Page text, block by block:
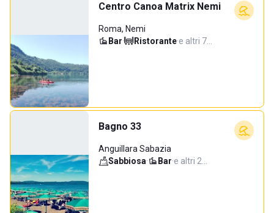
Centro Canoa Matrix Nemi
Roma, Nemi
Bar· Ristorante·e altri 7…
Bagno 33
Anguillara Sabazia
Sabbiosa· Bar·e altri 2…